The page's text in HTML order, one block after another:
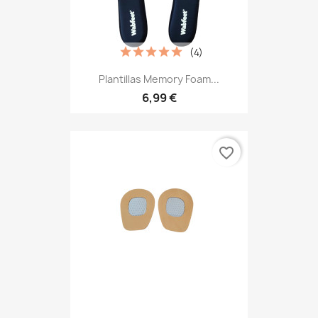
Plantillas Memory Foam...
6,99 €
(4)
favorite_border